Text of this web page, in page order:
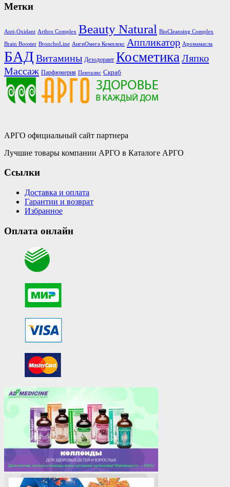
Метки
Anti-Oxidant Arthro Complex Beauty Natural BioCleansing Complex
Brain Booster BronchoLine АнгиОмега Комплекс Аппликатор Аромамасла
БАД Витамины Дезодорант Косметика Ляпко
Массаж Парфюмерия Пенталис Скраб
АРГО официальный сайт партнера
Лучшие товары компании АРГО в Каталоге АРГО
Ссылки
Доставка и оплата
Гарантии и возврат
Избранное
Оплата онлайн